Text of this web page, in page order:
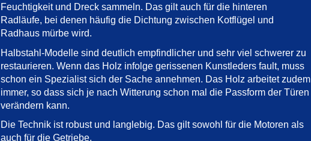
Feuchtigkeit und Dreck sammeln. Das gilt auch für die hinteren
Radläufe, bei denen häufig die Dichtung zwischen Kotflügel und
Radhaus mürbe wird.
Halbstahl-Modelle sind deutlich empfindlicher und sehr viel schwerer zu
restaurieren. Wenn das Holz infolge gerissenen Kunstleders fault, muss
schon ein Spezialist sich der Sache annehmen. Das Holz arbeitet zudem
immer, so dass sich je nach Witterung schon mal die Passform der Türen
verändern kann.
Die Technik ist robust und langlebig. Das gilt sowohl für die Motoren als
auch für die Getriebe.